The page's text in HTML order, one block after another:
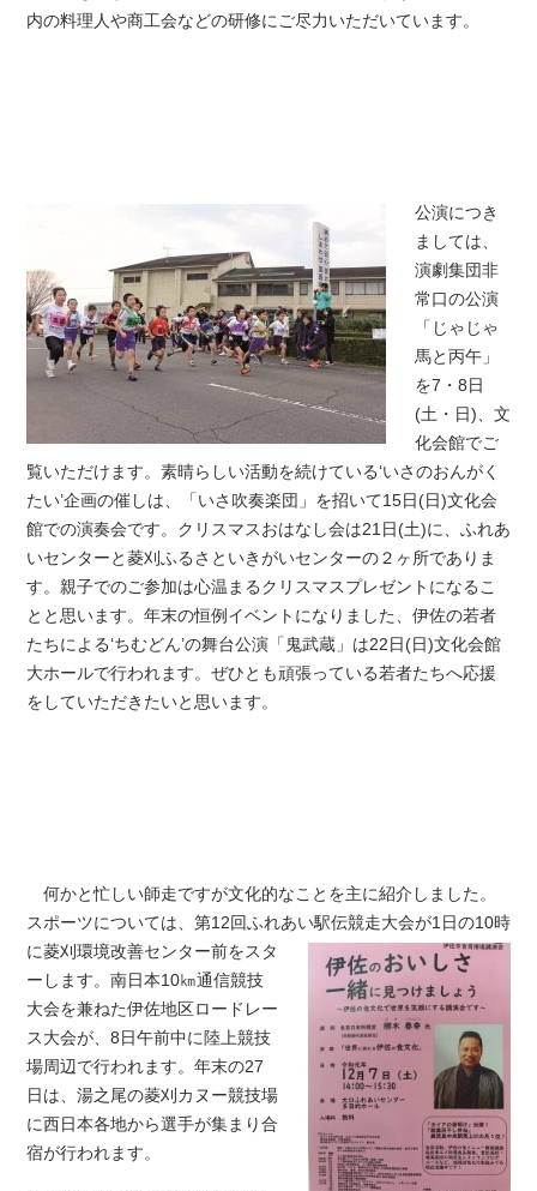
内の料理人や商工会などの研修にご尽力いただいています。
公演につき
ましては、
演劇集団非
常口の公演
「じゃじゃ
馬と丙午」
を7・8日
(土・日)、文
化会館でご
覧いただけます。素晴らしい活動を続けている‘いさのおんがく
たい’企画の催しは、「いさ吹奏楽団」を招いて15日(日)文化会
館での演奏会です。クリスマスおはなし会は21日(土)に、ふれあ
いセンターと菱刈ふるさといきがいセンターの２ヶ所でありま
す。親子でのご参加は心温まるクリスマスプレゼントになるこ
とと思います。年末の恒例イベントになりました、伊佐の若者
たちによる‘ちむどん’の舞台公演「鬼武蔵」は22日(日)文化会館
大ホールで行われます。ぜひとも頑張っている若者たちへ応援
をしていただきたいと思います。
何かと忙しい師走ですが文化的なことを主に紹介しました。
スポーツについては、第12回ふれあい駅伝競走大会が1日の10時
に菱刈環境改善センター前をスタ
ーします。南日本10㎞通信競技
大会を兼ねた伊佐地区ロードレー
ス大会が、8日午前中に陸上競技
場周辺で行われます。年末の27
日は、湯之尾の菱刈カヌー競技場
に西日本各地から選手が集まり合
宿が行われます。